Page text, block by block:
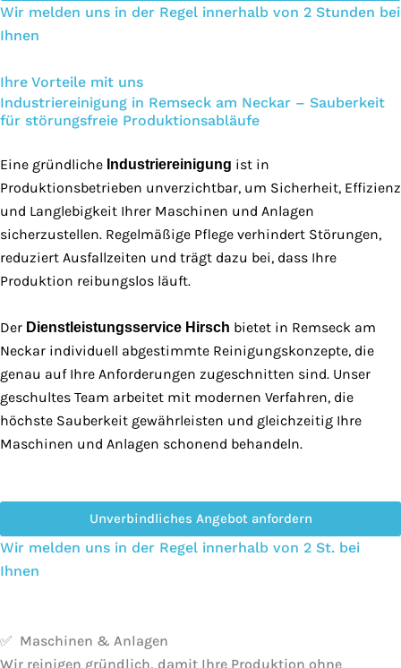
Wir melden uns in der Regel innerhalb von 2 Stunden bei
Ihnen
Ihre Vorteile mit uns
Industriereinigung in Remseck am Neckar – Sauberkeit
für störungsfreie Produktionsabläufe
Eine gründliche Industriereinigung ist in
Produktionsbetrieben unverzichtbar, um Sicherheit, Effizienz
und Langlebigkeit Ihrer Maschinen und Anlagen
sicherzustellen. Regelmäßige Pflege verhindert Störungen,
reduziert Ausfallzeiten und trägt dazu bei, dass Ihre
Produktion reibungslos läuft.
Der Dienstleistungsservice Hirsch bietet in Remseck am
Neckar individuell abgestimmte Reinigungskonzepte, die
genau auf Ihre Anforderungen zugeschnitten sind. Unser
geschultes Team arbeitet mit modernen Verfahren, die
höchste Sauberkeit gewährleisten und gleichzeitig Ihre
Maschinen und Anlagen schonend behandeln.
Unverbindliches Angebot anfordern
Wir melden uns in der Regel innerhalb von 2 St. bei
Ihnen
✅ Maschinen & Anlagen
Wir reinigen gründlich, damit Ihre Produktion ohne